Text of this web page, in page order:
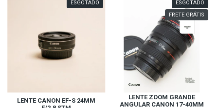
ESGOTADO
LENTE CANON EF-S 24MM
ESGOTADO
FRETE GRÁTIS
LENTE ZOOM GRANDE
ANGULAR CANON 17-40MM